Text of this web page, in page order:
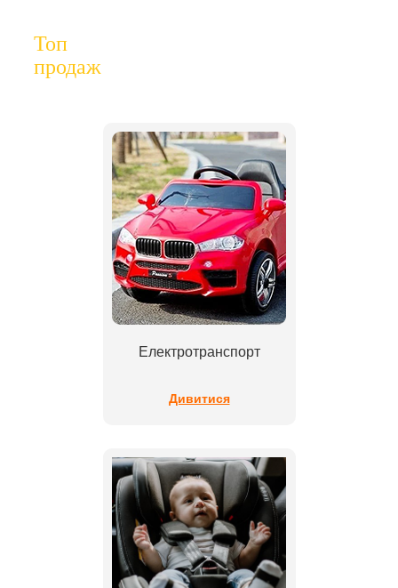
Топ
продаж
Електротранспорт
Дивитися